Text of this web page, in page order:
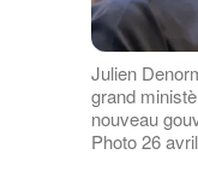
Julien
grand
nouveau
Photo 26